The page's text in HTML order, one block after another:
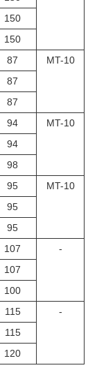
150
150
87
MT-10
87
87
94
MT-10
94
98
95
MT-10
95
95
107
-
107
100
115
-
115
120